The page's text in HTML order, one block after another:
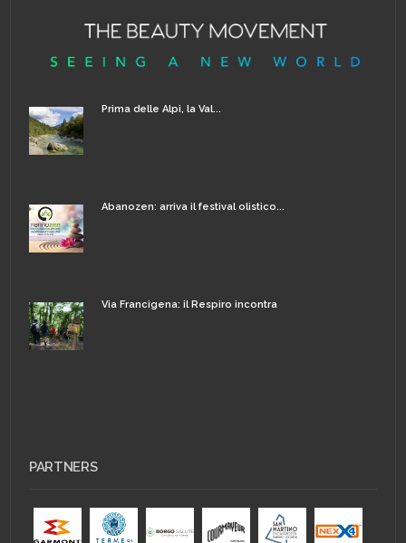
Prima delle Alpi, la Val...
Abanozen: arriva il festival olistico...
Via Francigena: il Respiro incontra
PARTNERS